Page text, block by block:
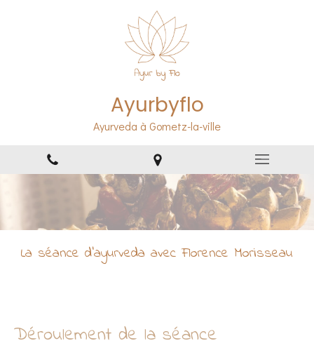
Ayurbyflo
Ayurveda à Gometz-la-ville
La séance d'ayurveda avec Florence Morisseau
Déroulement de la séance